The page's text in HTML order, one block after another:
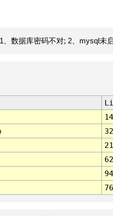
数据库密码不对; 2、mysql未启
14
62
94
76